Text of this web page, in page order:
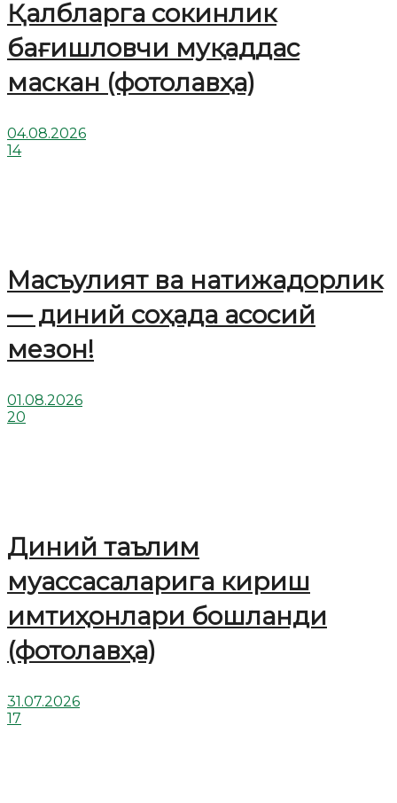
Қалбларга сокинлик
бағишловчи муқаддас
маскан (фотолавҳа)
04.08.2026
14
Масъулият ва натижадорлик
— диний соҳада асосий
мезон!
01.08.2026
20
Диний таълим
муассасаларига кириш
имтиҳонлари бошланди
(фотолавҳа)
31.07.2026
17